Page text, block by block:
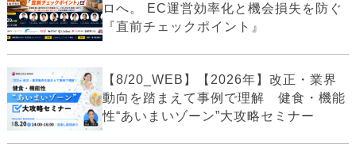
ロへ。 EC運営効率化と機会損失を防ぐ
『直前チェックポイント』
【8/20_WEB】【2026年】改正・業界
動向を踏まえて事例で理解 健食・機能
性“あいまいゾーン”大攻略セミナー